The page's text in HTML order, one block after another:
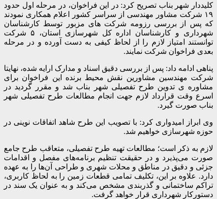
کلیددار شهر بناب تصریح کرد: در این فراخوان، در مرحله اول حدود
۱۹ شرکت مشاور مهندسی از سراسر کشور اعلام همکاری نمودند
که پس از بررسی رزومه شرکت های مزبور توسط کارشناسان
شهرداری و کارشناسان اداره کل شهرسازی استان، ۵ شرکت
توانستند امتیاز لازم را از لحاظ کیفی به دست آورده و در مرحله
بعدی فراخوان شرکت نمایند.
پناهی ادامه داد: پس از بررسی دقیق اسناد و مدارک ارایه شده، نهایتا
شرکت مهندسین مشاورین نقش محیط برنده این فراخوان برای
مشاوره ی تدوین طرح تفصیلی شهر بناب شد و مقرر گردید در
اسرع وقت قرارداد لازم جهت انجام مطالعات طرح تفصیلی شهر
بناب صورت گیرد.
وی ابراز امیدواری کرد: با تصویب این طرح شاهد اتفاقات نوینی در
حوزه شهرسازی خواهیم شد.
لازم به ذکر است؛ مطالعات تهیه طرح تفصیلی، متعاقب طرح جامع
صورت می‌پذیرد و در حقیقت تنظیم برنامه‌های مفصل و اقدامات
جزئی و دقیق در مناطق و محلات شهری و طراحی آن‌ها را به عهده
دارد. علاوه بر این، تکلیف تمامی قطعات زمین را به لحاظ کاربری،
تراکم ساختمانی و گذربندی مشخص می‌کند و به عنوان یک سند در
دستورکار شهرداری قرار خواهد گرفت.